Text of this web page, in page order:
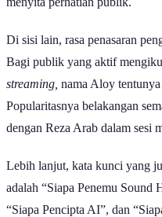
Di sisi lain, rasa penasaran
Bagi publik yang aktif
streaming, nama Aloy
Popularitasnya belakangan
dengan Reza Arab dalam sesi
Lebih lanjut, kata kunci yang
adalah “Siapa Penemu Sound
“Siapa Pencipta AI”, dan